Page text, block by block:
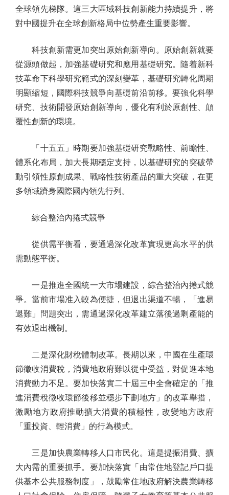
全球領先梯隊。這三大區域科技創新能力持續提升，將
對中國提升在全球創新格局中位勢產生重要影響。
科技創新需更加突出原始創新導向。原始創新就要
從源頭做起，加強基礎研究和應用基礎研究。隨着新科
技革命下科學研究範式的深刻變革，基礎研究轉化周期
明顯縮短，國際科技競爭向基礎前沿前移。要強化科學
研究、技術開發原始創新導向，優化有利於原創性、顛
覆性創新的環境。
「十五五」時期要加強基礎研究戰略性、前瞻性、
體系化布局，加大長期穩定支持，以基礎研究的突破帶
動引領性原創成果、戰略性技術產品的重大突破，在更
多領域躋身國際國內領先行列。
綜合整治內捲式競爭
從供需平衡看，要通過深化改革實現更高水平的供
需動態平衡。
一是推進全國統一大市場建設，綜合整治內捲式競
爭。當前市場准入較為便捷，但退出渠道不暢，「進易
退難」問題突出，需通過深化改革建立落後過剩產能的
有效退出機制。
二是深化財稅體制改革。長期以來，中國在生產環
節徵收消費稅，消費地政府難以從中受益，對促進本地
消費動力不足。要加快落實二十屆三中全會確定的「推
進消費稅徵收環節後移並穩步下劃地方」的改革舉措，
激勵地方政府推動擴大消費的積極性，改變地方政府
「重投資、輕消費」的行為模式。
三是加快農業轉移人口市民化。這是提振消費、擴
大內需的重要抓手。要加快落實「由常住地登記戶口提
供基本公共服務制度」，鼓勵常住地政府解決農業轉移